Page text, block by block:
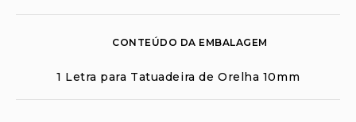
CONTEÚDO DA EMBALAGEM
1 Letra para Tatuadeira de Orelha 10mm